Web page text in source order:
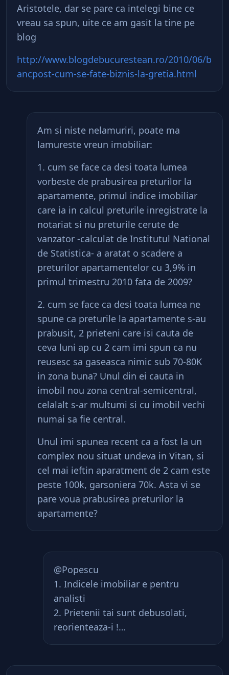
Aristotele, dar se pare ca intelegi bine ce
vreau sa spun, uite ce am gasit la tine pe
blog
http://www.blogdebucurestean.ro/2010/06/b
ancpost-cum-se-fate-biznis-la-gretia.html
Am si niste nelamuriri, poate ma
lamureste vreun imobiliar:
1. cum se face ca desi toata lumea
vorbeste de prabusirea preturilor la
apartamente, primul indice imobiliar
care ia in calcul preturile inregistrate la
notariat si nu preturile cerute de
vanzator -calculat de Institutul National
de Statistica- a aratat o scadere a
preturilor apartamentelor cu 3,9% in
primul trimestru 2010 fata de 2009?
2. cum se face ca desi toata lumea ne
spune ca preturile la apartamente s-au
prabusit, 2 prieteni care isi cauta de
ceva luni ap cu 2 cam imi spun ca nu
reusesc sa gaseasca nimic sub 70-80K
in zona buna? Unul din ei cauta in
imobil nou zona central-semicentral,
celalalt s-ar multumi si cu imobil vechi
numai sa fie central.
Unul imi spunea recent ca a fost la un
complex nou situat undeva in Vitan, si
cel mai ieftin aparatment de 2 cam este
peste 100k, garsoniera 70k. Asta vi se
pare voua prabusirea preturilor la
apartamente?
@Popescu
1. Indicele imobiliar e pentru
analisti
2. Prietenii tai sunt debusolati,
reorienteaza-i !…